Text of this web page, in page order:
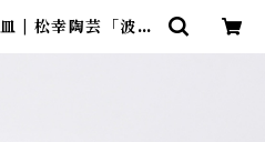
| 松幸陶芸「波佐